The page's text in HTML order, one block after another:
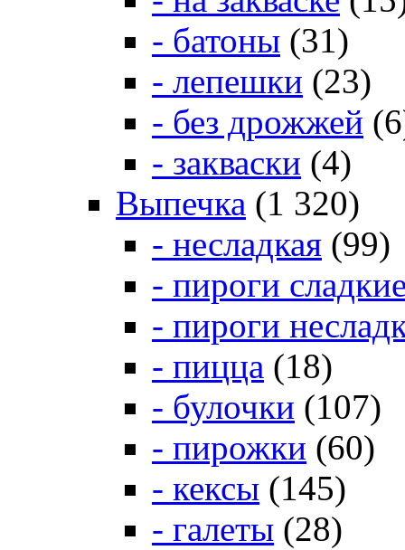
- батоны (31)
- лепешки (23)
- без дрожжей
- закваски (4)
Выпечка (1 320)
- несладкая (99)
- пироги
- пироги
- пицца (18)
- булочки (107)
- пирожки (60)
- кексы (145)
- галеты (28)